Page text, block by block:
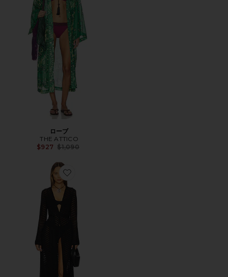
ローブ
THE ATTICO
$927 Previous price:
$1,090
Favorite ELLIOTT ローブ